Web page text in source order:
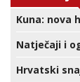
Kuna: nova
Natječaji i
Hrvatski